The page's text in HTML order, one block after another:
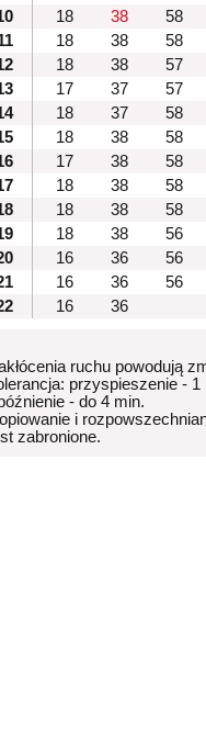
18 38
58
18 38
58
18 38
57
17 37
57
18 37
58
18 38
58
17 38
58
18 38
58
18 38
58
18 38
56
16 36
56
16 36
56
16 36
ruchu powodują
przyspieszenie - 1
- do 4 min.
i
zabronione.